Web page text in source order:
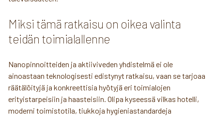
Miksi tämä ratkaisu on oikea valinta
teidän toimialallenne
Nanopinnoitteiden ja aktiiviveden yhdistelmä ei ole
ainoastaan teknologisesti edistynyt ratkaisu, vaan se tarjoaa
räätälöityjä ja konkreettisia hyötyjä eri toimialojen
erityistarpeisiin ja haasteisiin. Olipa kyseessä vilkas hotelli,
moderni toimistotila, tiukkoja hygieniastandardeja